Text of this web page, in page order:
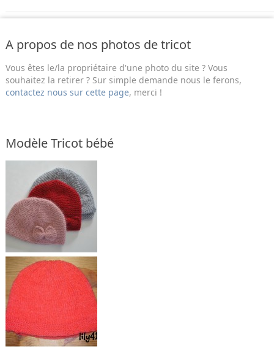
A propos de nos photos de tricot
Vous êtes le/la propriétaire d'une photo du site ? Vous
souhaitez la retirer ? Sur simple demande nous le ferons,
contactez nous sur cette page, merci !
Modèle Tricot bébé